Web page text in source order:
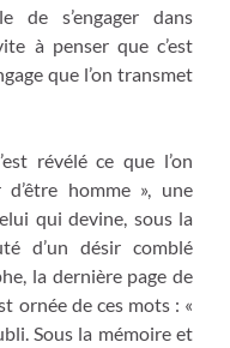
de s’engager dans
à penser que c’est
que l’on transmet
révélé ce que l’on
homme », une
qui devine, sous la
d’un désir comblé
la dernière page de
ornée de ces mots : «
Sous la mémoire et